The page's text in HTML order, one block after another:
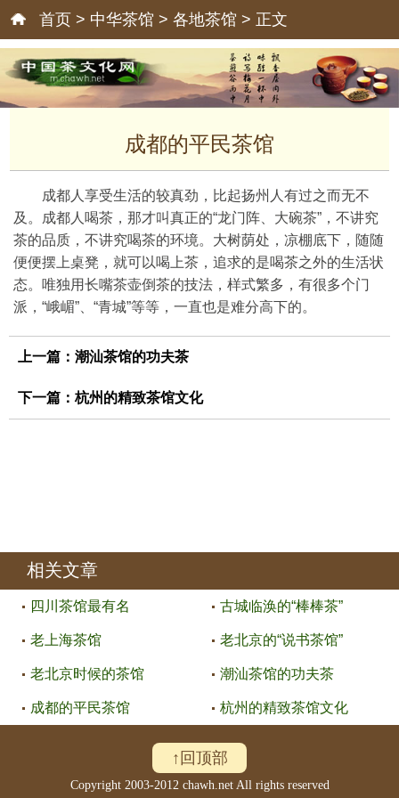
首页 > 中华茶馆 > 各地茶馆 > 正文
成都的平民茶馆
成都人享受生活的较真劲，比起扬州人有过之而无不
及。成都人喝茶，那才叫真正的“龙门阵、大碗茶”，不讲究
茶的品质，不讲究喝茶的环境。大树荫处，凉棚底下，随随
便便摆上桌凳，就可以喝上茶，追求的是喝茶之外的生活状
态。唯独用长嘴茶壶倒茶的技法，样式繁多，有很多个门
派，“峨嵋”、“青城”等等，一直也是难分高下的。
上一篇： 潮汕茶馆的功夫茶
下一篇： 杭州的精致茶馆文化
相关文章
四川茶馆最有名 古城临涣的“棒棒茶”
老上海茶馆 老北京的“说书茶馆”
老北京时候的茶馆 潮汕茶馆的功夫茶
成都的平民茶馆 杭州的精致茶馆文化
↑回顶部
Copyright 2003-2012 chawh.net All rights reserved